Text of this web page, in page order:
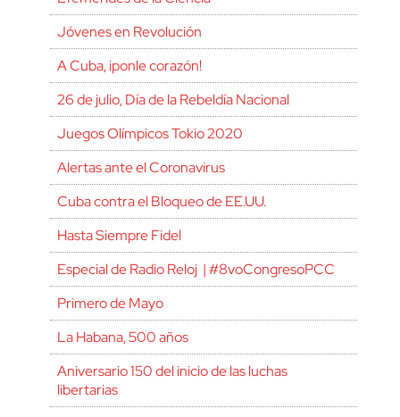
Jóvenes en Revolución
A Cuba, ¡ponle corazón!
26 de julio, Día de la Rebeldía Nacional
Juegos Olímpicos Tokio 2020
Alertas ante el Coronavirus
Cuba contra el Bloqueo de EE.UU.
Hasta Siempre Fidel
Especial de Radio Reloj | #8voCongresoPCC
Primero de Mayo
La Habana, 500 años
Aniversario 150 del inicio de las luchas
libertarias